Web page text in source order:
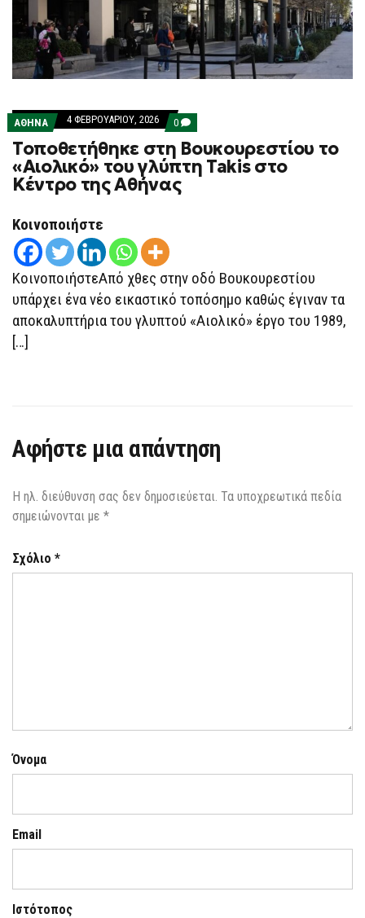
ΑΘΗΝΑ 4 ΦΕΒΡΟΥΑΡΊΟΥ, 2026 0 COMMENTS
ON
ΤΟΠΟΘΕΤΉΘΗΚΕ
ΣΤΗ
ΒΟΥΚΟΥΡΕΣΤΊΟΥ
ΤΟ
«ΑΙΟΛΙΚΌ»
ΑΘΉΝΑΣ
Τοποθετήθηκε στη Βουκουρεστίου το
«Αιολικό» του γλύπτη Takis στο
Κέντρο της Αθήνας
Κοινοποιήστε
ΚοινοποιήστεΑπό χθες στην οδό Βουκουρεστίου
υπάρχει ένα νέο εικαστικό τοπόσημο καθώς έγιναν τα
αποκαλυπτήρια του γλυπτού «Αιολικό» έργο του 1989,
[…]
Αφήστε μια απάντηση
Η ηλ. διεύθυνση σας δεν δημοσιεύεται. Τα υποχρεωτικά πεδία
σημειώνονται με *
Σχόλιο *
Όνομα
Email
Ιστότοπος